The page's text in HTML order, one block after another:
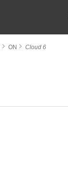
ON Cloud 6